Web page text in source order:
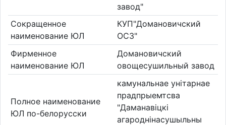
завод"
Сокращенное
наименование ЮЛ
КУП"Домановичский
ОСЗ"
Фирменное
наименование ЮЛ
Домановичский
овощесушильный завод
Полное наименование
ЮЛ по-белорусски
камунальнае унітарнае
прадпрыемтсва
"Даманавіцкі
агароднінасушыльны